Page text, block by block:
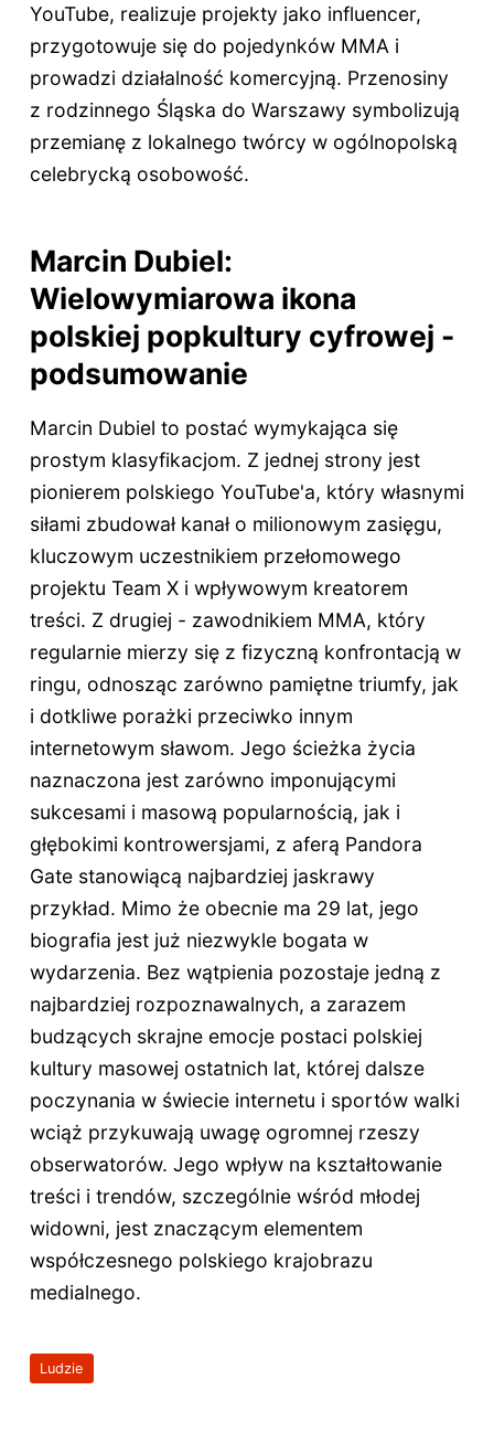
YouTube, realizuje projekty jako influencer,
przygotowuje się do pojedynków MMA i
prowadzi działalność komercyjną. Przenosiny
z rodzinnego Śląska do Warszawy symbolizują
przemianę z lokalnego twórcy w ogólnopolską
celebrycką osobowość.
Marcin Dubiel:
Wielowymiarowa ikona
polskiej popkultury cyfrowej -
podsumowanie
Marcin Dubiel to postać wymykająca się
prostym klasyfikacjom. Z jednej strony jest
pionierem polskiego YouTube'a, który własnymi
siłami zbudował kanał o milionowym zasięgu,
kluczowym uczestnikiem przełomowego
projektu Team X i wpływowym kreatorem
treści. Z drugiej - zawodnikiem MMA, który
regularnie mierzy się z fizyczną konfrontacją w
ringu, odnosząc zarówno pamiętne triumfy, jak
i dotkliwe porażki przeciwko innym
internetowym sławom. Jego ścieżka życia
naznaczona jest zarówno imponującymi
sukcesami i masową popularnością, jak i
głębokimi kontrowersjami, z aferą Pandora
Gate stanowiącą najbardziej jaskrawy
przykład. Mimo że obecnie ma 29 lat, jego
biografia jest już niezwykle bogata w
wydarzenia. Bez wątpienia pozostaje jedną z
najbardziej rozpoznawalnych, a zarazem
budzących skrajne emocje postaci polskiej
kultury masowej ostatnich lat, której dalsze
poczynania w świecie internetu i sportów walki
wciąż przykuwają uwagę ogromnej rzeszy
obserwatorów. Jego wpływ na kształtowanie
treści i trendów, szczególnie wśród młodej
widowni, jest znaczącym elementem
współczesnego polskiego krajobrazu
medialnego.
Ludzie